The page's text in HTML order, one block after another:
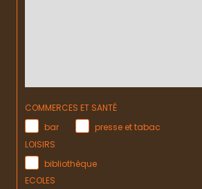
COMMERCES ET SANTÉ
bar
presse et tabac
LOISIRS
bibliothèque
ECOLES